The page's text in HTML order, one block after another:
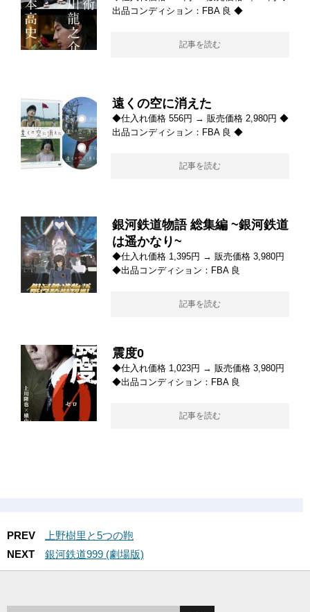
出品コンディション：FBA 良 ◆
記事を読む
遠くの空に消えた
◆仕入れ価格 556円 → 販売価格 2,980円 ◆
出品コンディション：FBA 良 ◆
記事を読む
銀河鉄道物語 総集編 ~銀河鉄道
は遥かなり~
◆仕入れ価格 1,395円 → 販売価格 3,980円
◆出品コンディション：FBA 良
記事を読む
震度0
◆仕入れ価格 1,023円 → 販売価格 3,980円
◆出品コンディション：FBA 良
記事を読む
PREV
上野樹里と5つの鞄
NEXT
銀河鉄道999 (劇場版)